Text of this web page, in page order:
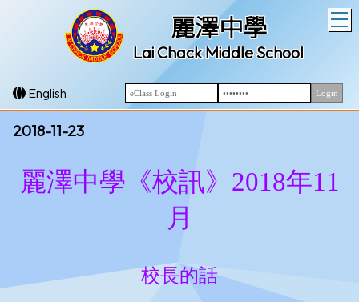
麗澤中學
Lai Chack Middle School
English
2018-11-23